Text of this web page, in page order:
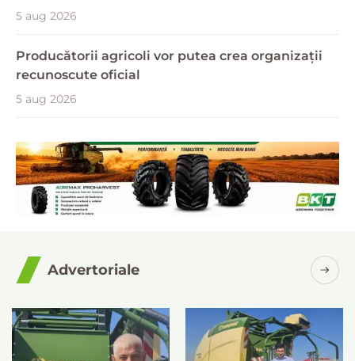
5 aug 2026
Producătorii agricoli vor putea crea organizații
recunoscute oficial
5 aug 2026
Advertoriale